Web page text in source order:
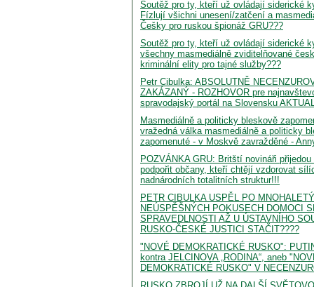
Soutěž pro ty, kteří už ovládají siderické
Fízlují všichni unesení/zatčení a
Češky pro ruskou špionáž GRU???
Soutěž pro ty, kteří už ovládají siderické
všechny masmediálně zviditelňované
kriminální elity pro tajné služby???
Petr Cibulka: ABSOLUTNĚ
ZAKÁZANÝ - ROZHOVOR pre
spravodajský portál na Slovensku
Masmediálně a politicky bleskově
vražedná válka masmediálně a politicky
zapomenuté - v Moskvě zavražděné -
POZVÁNKA GRU: Britští novináři
podpořit občany, kteří chtějí vzdorovat
nadnárodních totalitních struktur!!!
PETR CIBULKA USPĚL PO
NEÚSPĚŠNÝCH POKUSECH DOMOCI
SPRAVEDLNOSTI AŽ U ÚSTAVNÍHO
RUSKO-ČESKÉ JUSTICI STAČIT????
"NOVÉ DEMOKRATICKÉ RUSKO":
kontra JELCINOVA „RODINA“, aneb
DEMOKRATICKÉ RUSKO" V